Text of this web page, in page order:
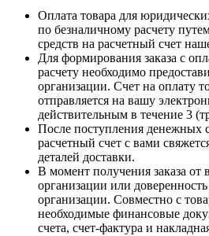
Оплата товара для
по безналичному расчету
средств на расчетный счет
Для формирования заказа с
расчету необходимо
организации. Счет на оплату
отправляется на вашу
действительным в течение 3
После поступления денежных
расчетный счет с вами
деталей доставки.
В момент получения заказа от
организации или
организации. Совместно с
необходимые финансовые
счета, счет-фактура и